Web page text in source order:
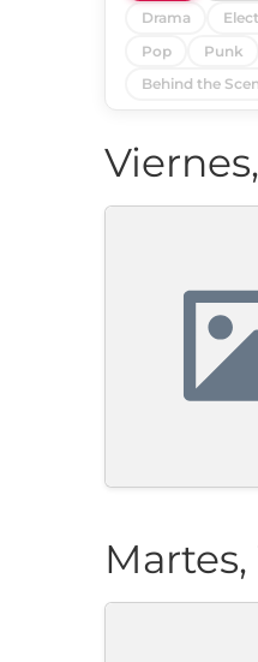
Drama
Pop
Punk
Behind the
Martes,